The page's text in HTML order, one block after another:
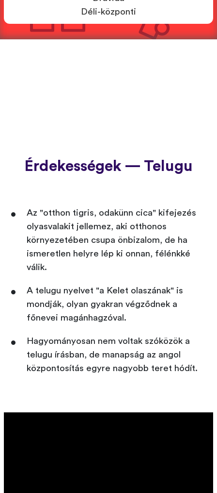
Déli-központi
Érdekességek — Telugu
Az "otthon tigris, odakünn cica" kifejezés
olyasvalakit jellemez, aki otthonos
környezetében csupa önbizalom, de ha
ismeretlen helyre lép ki onnan, félénkké
válik.
A telugu nyelvet "a Kelet olaszának" is
mondják, olyan gyakran végződnek a
főnevei magánhagzóval.
Hagyományosan nem voltak szóközök a
telugu írásban, de manapság az angol
központosítás egyre nagyobb teret hódít.